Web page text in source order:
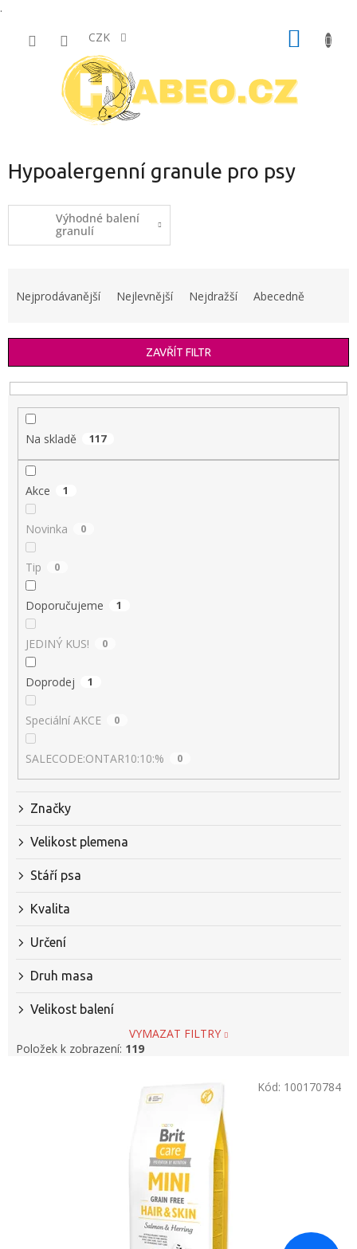
.
CZK
Hypoalergenní granule pro psy
Výhodné balení
granulí
í
p
r
Nejprodávanější Nejlevnější Nejdražší Abecedně
ZAVŘÍT FILTR
Na skladě 117
Akce 1
Novinka 0
Tip 0
Doporučujeme 1
JEDINÝ KUS! 0
Doprodej 1
Speciální AKCE 0
SALECODE:ONTAR10:10:% 0
Značky
Velikost plemena
Stáří psa
Kvalita
Určení
Druh masa
Velikost balení
VYMAZAT FILTRY
Položek k zobrazení: 119
Kód: 100170784